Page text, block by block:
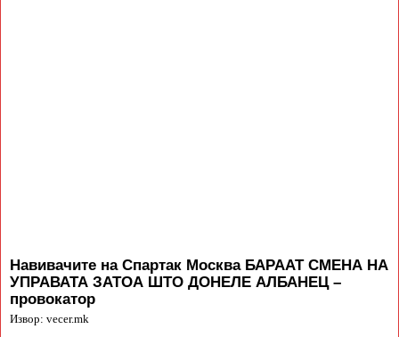
Навивачите на Спартак Москва БАРААТ СМЕНА НА
УПРАВАТА ЗАТОА ШТО ДОНЕЛЕ АЛБАНЕЦ –
провокатор
Извор: vecer.mk